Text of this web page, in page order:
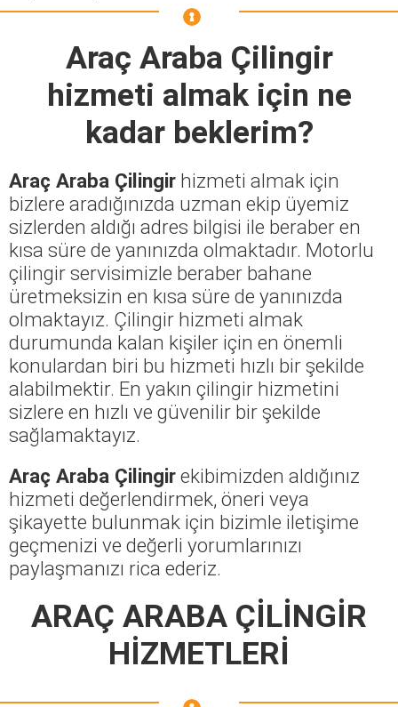
Araç Araba Çilingir
hizmeti almak için ne
kadar beklerim?
Araç Araba Çilingir hizmeti almak için
bizlere aradığınızda uzman ekip üyemiz
sizlerden aldığı adres bilgisi ile beraber en
kısa süre de yanınızda olmaktadır. Motorlu
çilingir servisimizle beraber bahane
üretmeksizin en kısa süre de yanınızda
olmaktayız. Çilingir hizmeti almak
durumunda kalan kişiler için en önemli
konulardan biri bu hizmeti hızlı bir şekilde
alabilmektir. En yakın çilingir hizmetini
sizlere en hızlı ve güvenilir bir şekilde
sağlamaktayız.
Araç Araba Çilingirekibimizden aldığınız
hizmeti değerlendirmek, öneri veya
şikayette bulunmak için bizimle iletişime
geçmenizi ve değerli yorumlarınızı
paylaşmanızı rica ederiz.
ARAÇ ARABA ÇİLİNGİR
HİZMETLERİ